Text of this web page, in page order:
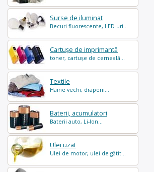
Surse de iluminat
Becuri fluorescente, LED-uri...
Cartușe de imprimantă
toner, cartușe de cerneală...
Textile
Haine vechi, draperii...
Baterii, acumulatori
Baterii auto, Li-Ion...
Ulei uzat
Ulei de motor, ulei de gătit...